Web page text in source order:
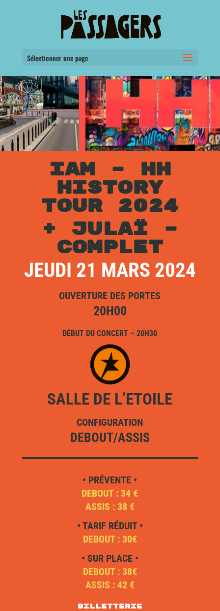
Sélectionner une page
IAM – HH
HISTORY
TOUR 2024
+ JULAÏ –
COMPLET
JEUDI 21 MARS 2024
OUVERTURE DES PORTES
20H00
DÉBUT DU CONCERT – 20H30
SALLE DE L’ETOILE
CONFIGURATION
DEBOUT/ASSIS
• PRÉVENTE •
DEBOUT : 34 €
ASSIS : 38 €
• TARIF RÉDUIT •
DEBOUT : 30€
• SUR PLACE •
DEBOUT : 38€
ASSIS : 42 €
Billetterie